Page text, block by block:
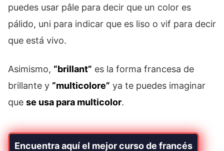
puedes usar pâle para decir que un color es
pálido, uni para indicar que es liso o vif para decir
que está vivo.
Asimismo, “brillant” es la forma francesa de
brillante y “multicolore” ya te puedes imaginar
que se usa para multicolor.
Encuentra aquí el mejor curso de francés